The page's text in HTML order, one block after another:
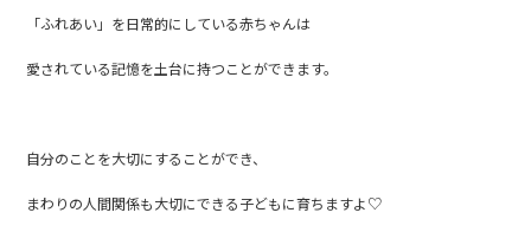
「ふれあい」を日常的にしている赤ちゃんは
愛されている記憶を土台に持つことができます。
自分のことを大切にすることができ、
まわりの人間関係も大切にできる子どもに育ちますよ♡